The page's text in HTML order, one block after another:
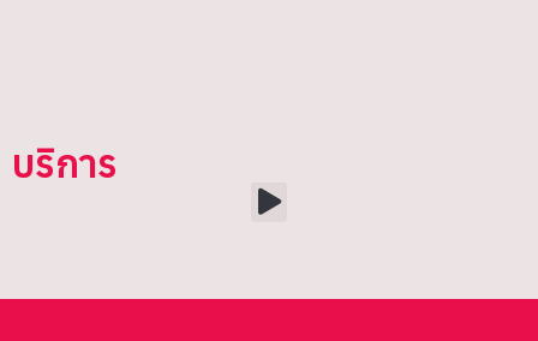
บริการ